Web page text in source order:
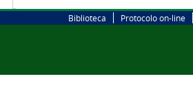
Biblioteca Protocolo on-line